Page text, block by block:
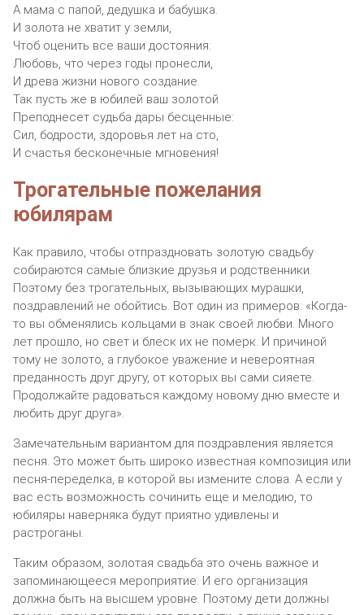
А мама с папой, дедушка и бабушка.
И золота не хватит у земли,
Чтоб оценить все ваши достояния:
Любовь, что через годы пронесли,
И древа жизни нового создание.
Так пусть же в юбилей ваш золотой
Преподнесет судьба дары бесценные:
Сил, бодрости, здоровья лет на сто,
И счастья бесконечные мгновения!
Трогательные пожелания
юбилярам
Как правило, чтобы отпраздновать золотую свадьбу
собираются самые близкие друзья и родственники.
Поэтому без трогательных, вызывающих мурашки,
поздравлений не обойтись. Вот один из примеров: «Когда-
то вы обменялись кольцами в знак своей любви. Много
лет прошло, но свет и блеск их не померк. И причиной
тому не золото, а глубокое уважение и невероятная
преданность друг другу, от которых вы сами сияете.
Продолжайте радоваться каждому новому дню вместе и
любить друг друга».
Замечательным вариантом для поздравления является
песня. Это может быть широко известная композиция или
песня-переделка, в которой вы измените слова. А если у
вас есть возможность сочинить еще и мелодию, то
юбиляры наверняка будут приятно удивлены и
растроганы.
Таким образом, золотая свадьба это очень важное и
запоминающееся мероприятие. И его организация
должна быть на высшем уровне. Поэтому дети должны